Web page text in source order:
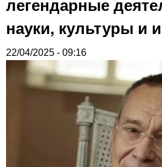
науки, культуры и
22/04/2025 - 09:16